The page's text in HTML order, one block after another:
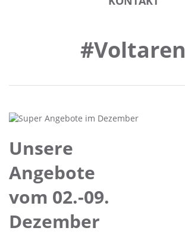
#Voltaren
Unsere
Angebote
vom 02.-09.
Dezember